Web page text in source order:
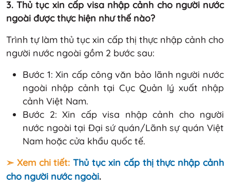
3. Thủ tục xin cấp visa nhập cảnh cho người nước
ngoài được thực hiện như thế nào?
Trình tự làm thủ tục xin cấp thị thực nhập cảnh cho
người nước ngoài gồm 2 bước sau:
Bước 1: Xin cấp công văn bảo lãnh người nước
ngoài nhập cảnh tại Cục Quản lý xuất nhập
cảnh Việt Nam.
Bước 2: Xin cấp visa nhập cảnh cho người
nước ngoài tại Đại sứ quán/Lãnh sự quán Việt
Nam hoặc cửa khẩu quốc tế.
➣ Xem chi tiết: Thủ tục xin cấp thị thực nhập cảnh
cho người nước ngoài.